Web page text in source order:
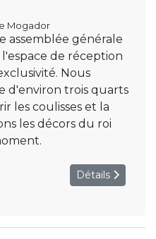
Mogador
assemblée générale
de réception
Nous
d'environ trois quarts
les coulisses et la
les décors du roi
Détails